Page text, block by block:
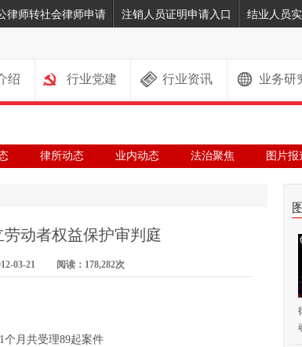
律师转社会律师申请 注销人员证明申请入口 结业人员
绍 行业党建 行业资讯 业务研
律所动态 业内动态 法治聚焦 图片报
动者权益保护审判庭
03-21 阅读：178,282次
个月共受理89起案件